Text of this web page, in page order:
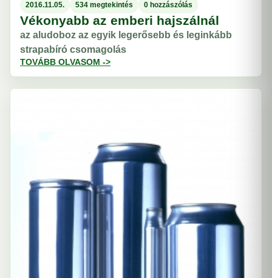
2016.11.05. 534 megtekintés 0 hozzászólás
Vékonyabb az emberi hajszálnál
az aludoboz az egyik legerősebb és leginkább
strapabíró csomagolás
TOVÁBB OLVASOM ->